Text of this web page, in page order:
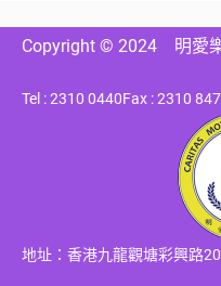
Copyright © 2024 明愛
Tel : 2310 0440Fax : 2310
地址：香港九龍觀塘彩興路